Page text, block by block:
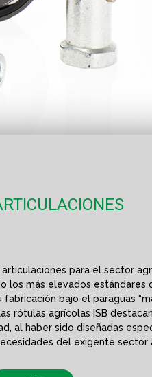
para el sector
los más elevados estándares
bajo el paraguas
rótulas agrícolas ISB
al haber sido diseñadas
del exigente sector